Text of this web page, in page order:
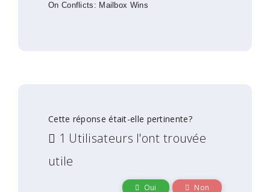
On Conflicts: Mailbox Wins
Cette réponse était-elle pertinente?
1 Utilisateurs l'ont trouvée
utile
Oui Non